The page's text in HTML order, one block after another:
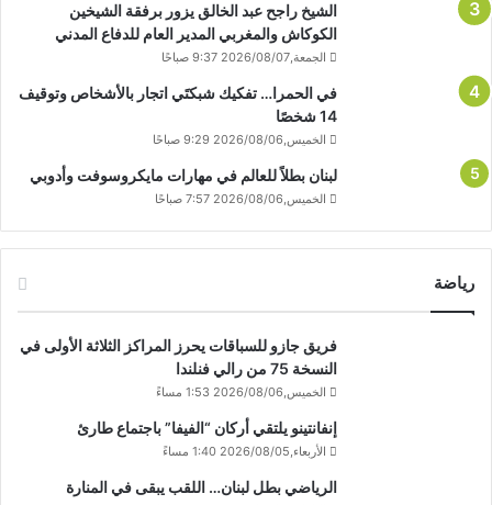
الشيخ راجح عبد الخالق يزور برفقة الشيخين
الكوكاش والمغربي المدير العام للدفاع المدني
الجمعة,2026/08/07 9:37 صباحًا
في الحمرا… تفكيك شبكتَي اتجار بالأشخاص وتوقيف
14 شخصًا
الخميس,2026/08/06 9:29 صباحًا
لبنان بطلاً للعالم في مهارات مايكروسوفت وأدوبي
الخميس,2026/08/06 7:57 صباحًا
رياضة
فريق جازو للسباقات يحرز المراكز الثلاثة الأولى في
النسخة 75 من رالي فنلندا
الخميس,2026/08/06 1:53 مساءً
إنفانتينو يلتقي أركان “الفيفا” باجتماع طارئ
الأربعاء,2026/08/05 1:40 مساءً
الرياضي بطل لبنان… اللقب يبقى في المنارة